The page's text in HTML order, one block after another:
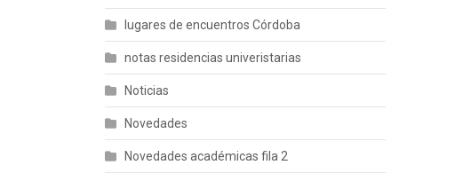
lugares de encuentros Córdoba
notas residencias univeristarias
Noticias
Novedades
Novedades académicas fila 2